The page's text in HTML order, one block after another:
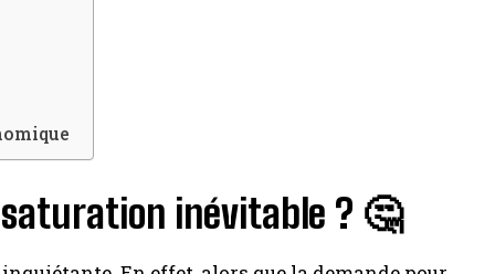
inévitable ? 🤔